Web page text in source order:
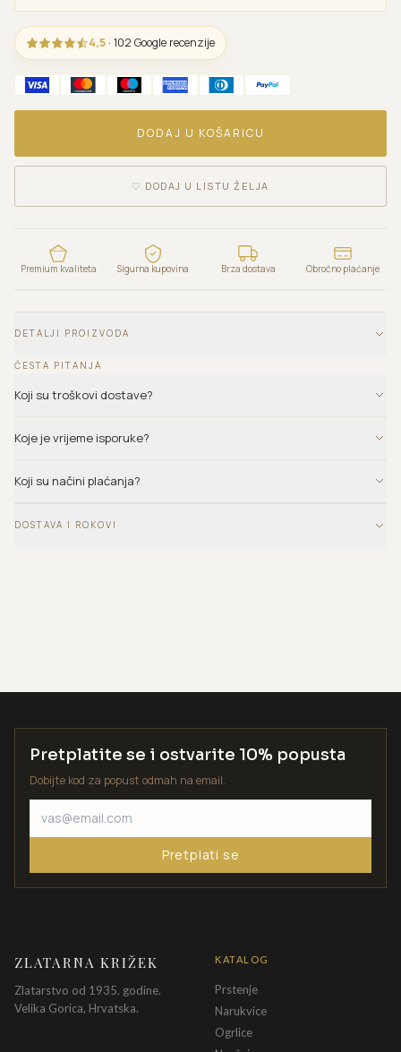
4,5 · 102 Google recenzije
DODAJ U KOŠARICU
♡ DODAJ U LISTU ŽELJA
Premium kvaliteta Sigurna kupovina Brza dostava Obročno plaćanje
DETALJI PROIZVODA
ČESTA PITANJA
Koji su troškovi dostave?
Koje je vrijeme isporuke?
Koji su načini plaćanja?
DOSTAVA I ROKOVI
Pretplatite se i ostvarite 10% popusta
Dobijte kod za popust odmah na email.
Pretplati se
ZLATARNA KRIŽEK
Zlatarstvo od 1935. godine.
Velika Gorica, Hrvatska.
KATALOG
Prstenje
Narukvice
Ogrlice